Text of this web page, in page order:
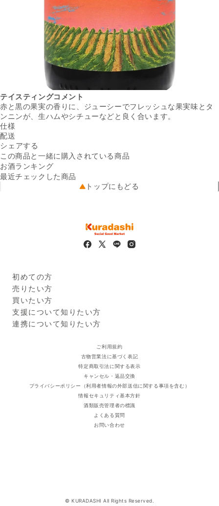
テイスティングコメント
赤と黒の果実の香りに、ジューシーでフレッシュな果実味とタ
ンニンが、生ハムやシチューなどと良く合います。
仕様
内容量
原産国
商品名
マサマドーレレッドブレンド
タイプ
ミディアムボディ
株式会社クラダシ 一関営業所
岩手県一関市駅前38番地1 テ
ます。
本サービスに掲載しているアレルギー情報は、登録時点におけ
るメーカー提供情報に基づいています。原材料の変更、製造ラ
インの変更、製造過程での混入等により、実際の商品と異なる
場合があります。必ずお手元の商品パッケージに記載された一
括表示をご確認ください。
法令により20歳未満への酒類販売はいたしません。20歳未満
配送
送料
可能性があります。
出荷元
配送業者
全国
シェアする
この商品と一緒に購入されている商品
お酒ランキング
最近チェックした商品
トップにもどる
初めての方
Kuradashiとは
ご利用ガイド
売りたい方
クラダシに出品する
出品企業
買いたい方
商品一覧
ログイン・新規登録
支援について知りたい方
支援レポート
連携について知りたい方
ご利用規約
古物営業法に基づく表記
特定商取引法に関する表示
キャンセル・返品交換
プライバシーポリシー（利用者情報の外部送信に関する事項を含む）
情報セキュリティ基本方針
酒類販売管理者の標識
よくある質問
お問い合わせ
© KURADASHI All Rights Reserved.